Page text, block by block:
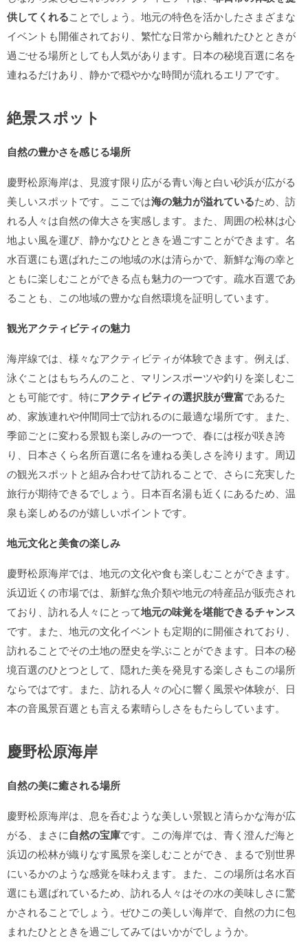
供してくれることでしょう。地元の特色を活かしたさまざまな
イベントも開催されており、繁忙な日常から離れたひとときが
過ごせる場所としても人気があります。日本の秘境百選に名を
連ねるだけあり、静かで穏やかな時間が流れるエリアです。
絶景スポット
自然の豊かさを感じる場所
慶野松原海岸は、見渡す限り広がる青い海と白い砂浜が広がる
美しいスポットです。ここでは海の魅力が溢れているため、訪
れる人々は自然の偉大さを実感します。また、周囲の松林は心
地よい風を運び、静かなひとときを過ごすことができます。名
水百選にも選ばれたこの地域の水は清らかで、新鮮な海の幸と
ともに楽しむことができる点も魅力の一つです。疏水百選であ
ることも、この地域の豊かな自然環境を証明しています。
観光アクティビティの魅力
海岸線では、様々なアクティビティが体験できます。例えば、
泳ぐことはもちろんのこと、マリンスポーツや釣りを楽しむこ
とも可能です。特にアクティビティの選択肢が豊富であるた
め、家族連れや仲間同士で訪れるのに最適な場所です。また、
季節ごとに変わる景観も楽しみの一つで、春には桜が咲き誇
り、日本さくら名所百選に名を連ねる美しさを誇ります。周辺
の観光スポットと組み合わせて訪れることで、さらに充実した
旅行が期待できるでしょう。日本百名湯も近くにあるため、温
泉も楽しめるのが嬉しいポイントです。
地元文化と美食の楽しみ
慶野松原海岸では、地元の文化や食も楽しむことができます。
浜辺近くの市場では、新鮮な魚介類や地元の特産品が販売され
ており、訪れる人々にとって地元の味覚を堪能できるチャンス
です。また、地元の文化イベントも定期的に開催されており、
訪れることでその土地の歴史を学ぶことができます。日本の秘
境百選のひとつとして、隠れた美を発見する楽しさもこの場所
ならではです。また、訪れる人々の心に響く風景や体験が、日
本の音風景百選とも言える素晴らしさをもたらしています。
慶野松原海岸
自然の美に癒される場所
慶野松原海岸は、息を呑むような美しい景観と清らかな海が広
がる、まさに自然の宝庫です。この海岸では、青く澄んだ海と
浜辺の松林が織りなす風景を楽しむことができ、まるで別世界
にいるかのような感覚を味わえます。また、この場所は名水百
選にも選ばれているため、訪れる人々はその水の美味しさに驚
かされることでしょう。ぜひこの美しい海岸で、自然の力に包
まれたひとときを過ごしてみてはいかがでしょうか。